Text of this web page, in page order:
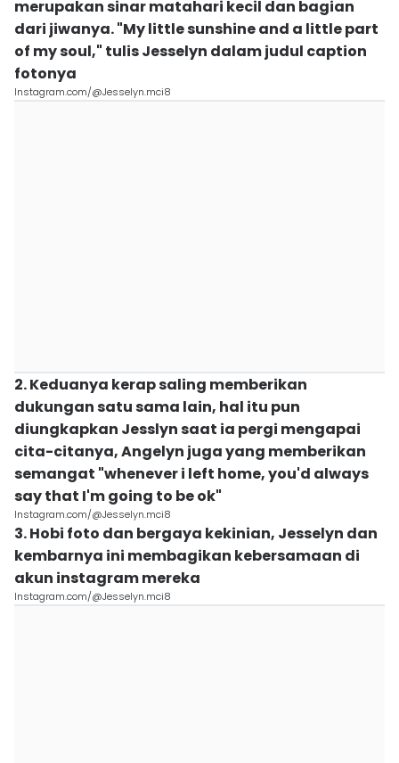
merupakan sinar matahari kecil dan bagian
dari jiwanya. "My little sunshine and a little part
of my soul," tulis Jesselyn dalam judul caption
fotonya
Instagram.com/@Jesselyn.mci8
2. Keduanya kerap saling memberikan
dukungan satu sama lain, hal itu pun
diungkapkan Jesslyn saat ia pergi mengapai
cita-citanya, Angelyn juga yang memberikan
semangat "whenever i left home, you'd always
say that I'm going to be ok"
Instagram.com/@Jesselyn.mci8
3. Hobi foto dan bergaya kekinian, Jesselyn dan
kembarnya ini membagikan kebersamaan di
akun instagram mereka
Instagram.com/@Jesselyn.mci8